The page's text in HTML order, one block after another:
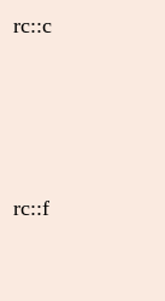
rc::c
rc::f